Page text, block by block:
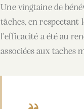
Une vingtaine de
tâches, en respectant
l’efficacité a été au
associées aux taches